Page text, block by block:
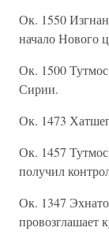
Ок. 1550
начало Нового
Ок. 1500
Сирии.
Ок. 1473
Ок. 1457
получил
Ок. 1347
провозглашает